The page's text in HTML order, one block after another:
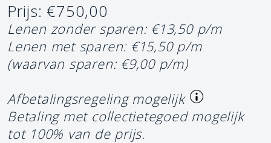
Prijs: €750,00
Lenen zonder sparen: €13,50 p/m
Lenen met sparen: €15,50 p/m
(waarvan sparen: €9,00 p/m)
Afbetalingsregeling mogelijk
Betaling met collectietegoed mogelijk
tot 100% van de prijs.